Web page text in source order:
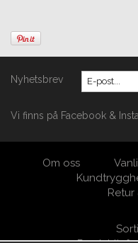
Nyhetsbrev
Vi finns på Facebook &
Om oss
Retur